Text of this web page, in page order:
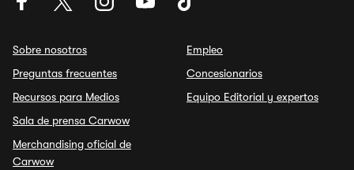
Sobre nosotros
Preguntas frecuentes
Recursos para Medios
Sala de prensa Carwow
Merchandising oficial de
Carwow
Empleo
Concesionarios
Equipo Editorial y expertos